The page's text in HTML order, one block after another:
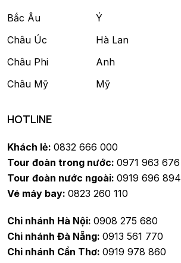
Bắc Âu
Châu Úc
Châu Phi
Châu Mỹ
Ý
Hà Lan
Anh
Mỹ
HOTLINE
Khách lẻ: 0832 666 000
Tour đoàn trong nước: 0971 963 676
Tour đoàn nước ngoài: 0919 696 894
Vé máy bay: 0823 260 110
Chi nhánh Hà Nội: 0908 275 680
Chi nhánh Đà Nẵng: 0913 561 770
Chi nhánh Cần Thơ: 0919 978 860